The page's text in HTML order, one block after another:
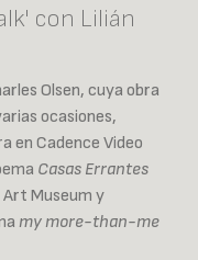
con Lilián
Olsen, cuya obra
ocasiones,
en Cadence Video
Casas Errantes
Museum y
my more-than-me